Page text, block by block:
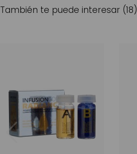
También te puede interesar (18)